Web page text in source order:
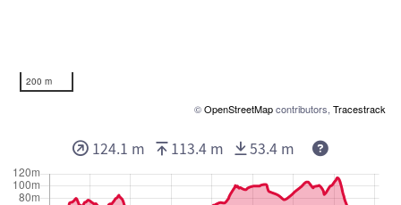
200 m
©OpenStreetMapcontributors, Tracestrack
124.1 m 113.4 m 53.4 m